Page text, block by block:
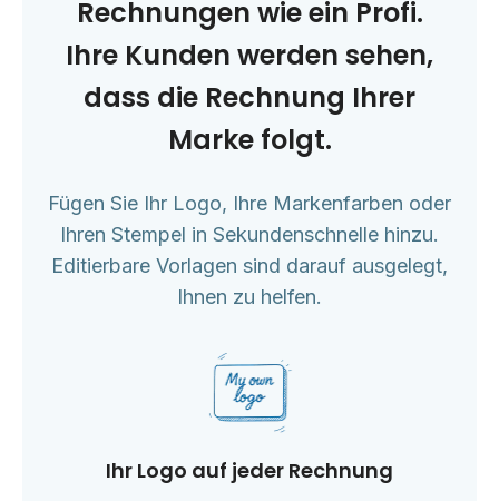
Rechnungen wie ein Profi.
Ihre Kunden werden sehen,
dass die Rechnung Ihrer
Marke folgt.
Fügen Sie Ihr Logo, Ihre Markenfarben oder
Ihren Stempel in Sekundenschnelle hinzu.
Editierbare Vorlagen sind darauf ausgelegt,
Ihnen zu helfen.
Ihr Logo auf jeder Rechnung